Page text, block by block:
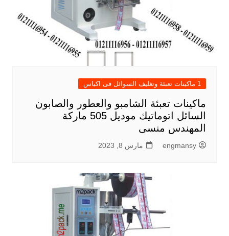
1 ماكينات تعبئة وتغليف السوائل فى اكياس
ماكينات تعبئة الشامبو والعطور والصابون
السائل اتوماتيك موديل 505 ماركة
المهندس منسى
engmansy مارس 8, 2023